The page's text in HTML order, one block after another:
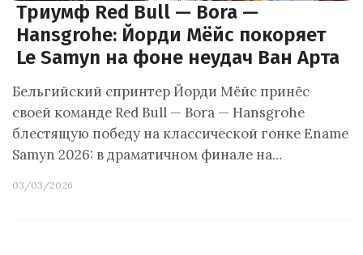
Триумф Red Bull — Bora —
Hansgrohe: Йорди Мёйс покоряет
Le Samyn на фоне неудач Ван Арта
Бельгийский спринтер Йорди Мёйс принёс
своей команде Red Bull — Bora — Hansgrohe
блестящую победу на классической гонке Ename
Samyn 2026: в драматичном финале на…
03/03/2026